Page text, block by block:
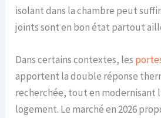
isolant dans la chambre peut
joints sont en bon état partout
Dans certains contextes, les
apportent la double réponse
recherchée, tout en modernisant
logement. Le marché en 2026